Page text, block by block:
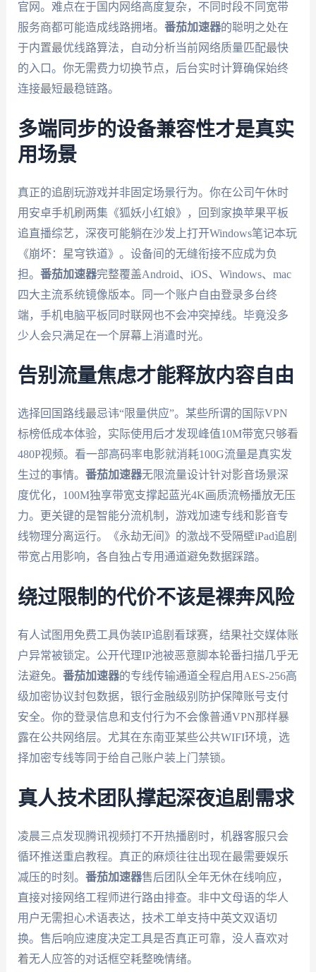
官网。难点在于国内网络高度复杂，不同时段不同宽带
服务商都可能造成线路拥堵。 番茄加速器的聪明之处在
于内置最优线路算法，自动分析当前网络质量匹配最快
的入口。你无需费力切换节点，后台实时计算确保始终
连接最短最稳链路。
多端同步的设备兼容性才是真实
用场景
真正的追剧玩游戏并非固定场景行为。你在公司午休时
用安卓手机刷两集《狐妖小红娘》，回到家换苹果平板
追直播综艺，深夜可能躺在沙发上打开Windows笔记本玩
《崩坏：星穹铁道》。设备间的无缝衔接不应成为负
担。 番茄加速器完整覆盖Android、iOS、Windows、mac
四大主流系统镜像版本。同一个账户自由登录多台终
端，手机电脑平板同时联网也不会冲突掉线。毕竟没多
少人会只满足在一个屏幕上消遣时光。
告别流量焦虑才能释放内容自由
选择回国路线最忌讳“限量供应”。某些所谓的国际VPN
标榜低成本体验，实际使用后才发现峰值10M带宽只够看
480P视频。看一部高码率电影就消耗100G流量是真实发
生过的事情。 番茄加速器无限流量设计针对影音场景深
度优化，100M独享带宽支撑起蓝光4K画质流畅播放无压
力。更关键的是智能分流机制，游戏加速专线和影音专
线物理分离运行。《永劫无间》的激战不受隔壁iPad追剧
带宽占用影响，各自独占专用通道避免数据踩踏。
绕过限制的代价不该是裸奔风险
有人试图用免费工具伪装IP追剧看球赛，结果社交媒体账
户异常被锁定。公开代理IP池被恶意脚本轮番扫描几乎无
法避免。 番茄加速器的专线传输通道全程启用AES-256高
级加密协议封包数据，银行金融级别防护保障账号支付
安全。你的登录信息和支付行为不会像普通VPN那样暴
露在公共网络层。尤其在东南亚某些公共WIFI环境，选
择加密专线等同于给自己账户装上门禁锁。
真人技术团队撑起深夜追剧需求
凌晨三点发现腾讯视频打不开热播剧时，机器客服只会
循环推送重启教程。真正的麻烦往往出现在最需要娱乐
减压的时刻。 番茄加速器售后团队全年无休在线响应，
直接对接网络工程师进行路由排查。非中文母语的华人
用户无需担心术语表达，技术工单支持中英文双语切
换。售后响应速度决定工具是否真正可靠，没人喜欢对
着无人应答的对话框空耗整晚情绪。